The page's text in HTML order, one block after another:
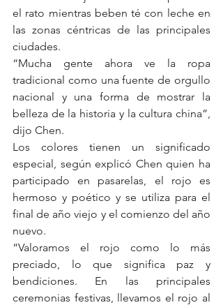
el rato mientras beben té con leche en
las zonas céntricas de las principales
ciudades.
“Mucha gente ahora ve la ropa
tradicional como una fuente de orgullo
nacional y una forma de mostrar la
belleza de la historia y la cultura china”,
dijo Chen.
Los colores tienen un significado
especial, según explicó Chen quien ha
participado en pasarelas, el rojo es
hermoso y poético y se utiliza para el
final de año viejo y el comienzo del año
nuevo.
“Valoramos el rojo como lo más
preciado, lo que significa paz y
bendiciones. En las principales
ceremonias festivas, llevamos el rojo al